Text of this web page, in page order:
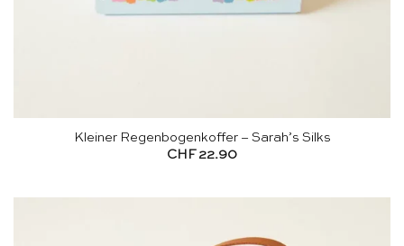
Kleiner Regenbogenkoffer – Sarah’s Silks
CHF 22.90